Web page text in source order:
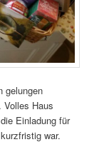
gelungen
. Volles Haus
Einladung für
war.